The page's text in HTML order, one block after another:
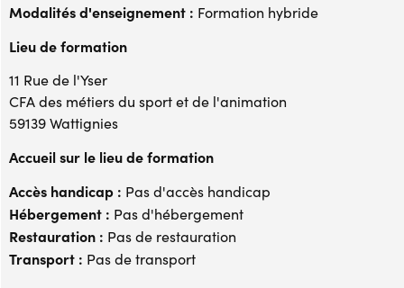
Modalités d'enseignement : Formation hybride
Lieu de formation
11 Rue de l'Yser
CFA des métiers du sport et de l'animation
59139 Wattignies
Accueil sur le lieu de formation
Accès handicap : Pas d'accès handicap
Hébergement : Pas d'hébergement
Restauration : Pas de restauration
Transport : Pas de transport